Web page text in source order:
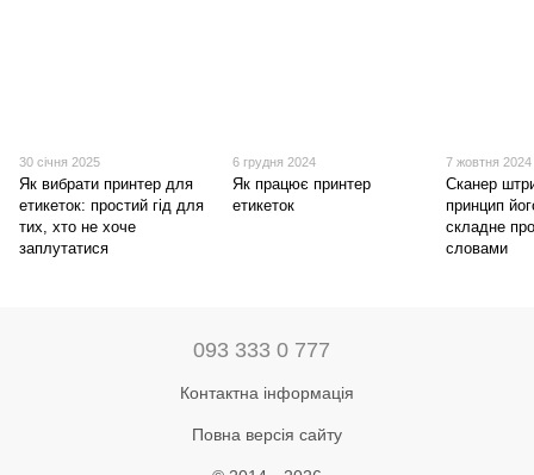
30 січня 2025
Як вибрати принтер для
етикеток: простий гід для
тих, хто не хоче
заплутатися
6 грудня 2024
Як працює принтер
етикеток
7 жовтня 2024
Сканер
принцип
складне
словами
093 333 0 777
Контактна інформація
Повна версія сайту